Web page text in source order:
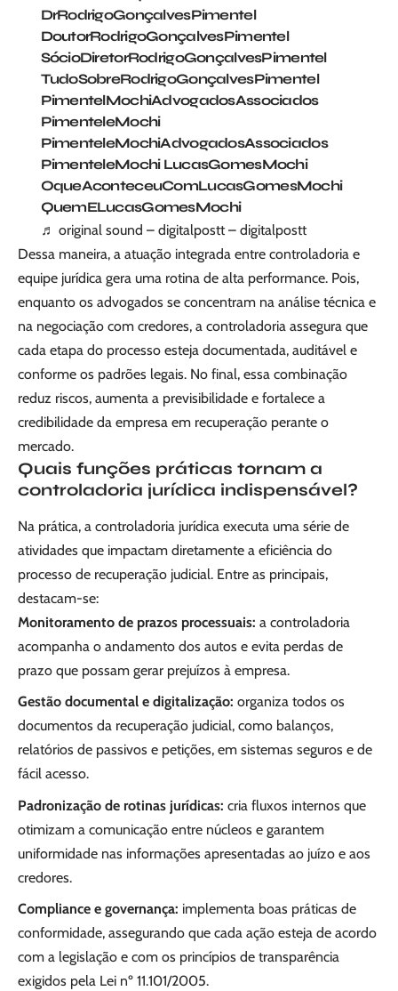
DrRodrigoGonçalvesPimentel
DoutorRodrigoGonçalvesPimentel
SócioDiretorRodrigoGonçalvesPimentel
TudoSobreRodrigoGonçalvesPimentel
PimentelMochiAdvogadosAssociados
PimenteleMochi
PimenteleMochiAdvogadosAssociados
PimenteleMochi LucasGomesMochi
OqueAconteceuComLucasGomesMochi
QuemELucasGomesMochi
♬ original sound – digitalpostt – digitalpostt
Dessa maneira, a atuação integrada entre controladoria e
equipe jurídica gera uma rotina de alta performance. Pois,
enquanto os advogados se concentram na análise técnica e
na negociação com credores, a controladoria assegura que
cada etapa do processo esteja documentada, auditável e
conforme os padrões legais. No final, essa combinação
reduz riscos, aumenta a previsibilidade e fortalece a
credibilidade da empresa em recuperação perante o
mercado.
Quais funções práticas tornam a
controladoria jurídica indispensável?
Na prática, a controladoria jurídica executa uma série de
atividades que impactam diretamente a eficiência do
processo de recuperação judicial. Entre as principais,
destacam-se:
Monitoramento de prazos processuais: a controladoria
acompanha o andamento dos autos e evita perdas de
prazo que possam gerar prejuízos à empresa.
Gestão documental e digitalização: organiza todos os
documentos da recuperação judicial, como balanços,
relatórios de passivos e petições, em sistemas seguros e de
fácil acesso.
Padronização de rotinas jurídicas: cria fluxos internos que
otimizam a comunicação entre núcleos e garantem
uniformidade nas informações apresentadas ao juízo e aos
credores.
Compliance e governança: implementa boas práticas de
conformidade, assegurando que cada ação esteja de acordo
com a legislação e com os princípios de transparência
exigidos pela Lei nº 11.101/2005.